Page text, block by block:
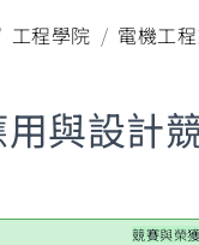
工程學院 電機工
與設計
競賽與榮